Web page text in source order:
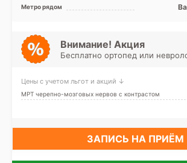
Метро рядом
Ленина,
(ранее
Внимание! Акция
Бесплатно ортопед или
Цены с учетом льгот и акций ↓
МРТ черепно-мозговых нервов с контрастом
ЗАПИСЬ НА ПРИЁМ